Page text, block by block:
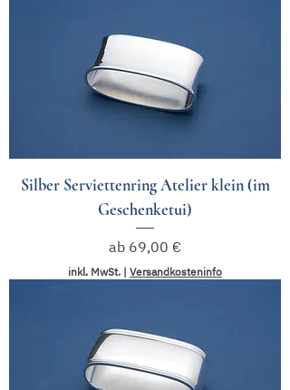
Silber Serviettenring Atelier klein (im
Geschenketui)
ab 69,00 €
Sale-Preis
inkl. MwSt. | Versandkosteninfo